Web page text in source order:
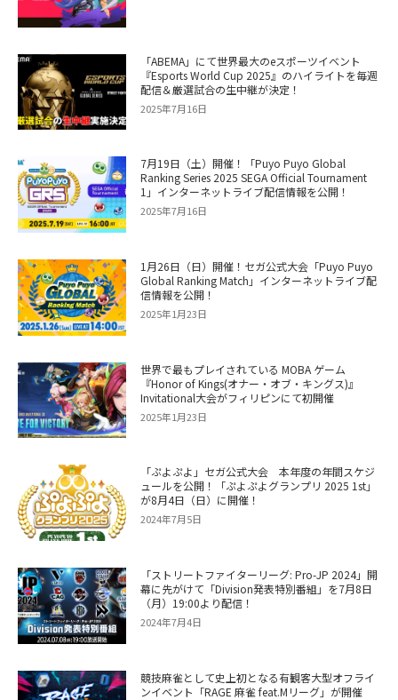
「ABEMA」にて世界最大のeスポーツイベント
『Esports World Cup 2025』のハイライトを毎週
配信＆厳選試合の生中継が決定！
2025年7月16日
7月19日（土）開催！「Puyo Puyo Global
Ranking Series 2025 SEGA Official Tournament
1」インターネットライブ配信情報を公開！
2025年7月16日
1月26日（日）開催！セガ公式大会「Puyo Puyo
Global Ranking Match」インターネットライブ配
信情報を公開！
2025年1月23日
世界で最もプレイされている MOBA ゲーム
『Honor of Kings(オナー・オブ・キングス)』
Invitational大会がフィリピンにて初開催
2025年1月23日
「ぷよぷよ」セガ公式大会 本年度の年間スケジ
ュールを公開！「ぷよぷよグランプリ 2025 1st」
が8月4日（日）に開催！
2024年7月5日
「ストリートファイターリーグ: Pro-JP 2024」開
幕に先がけて「Division発表特別番組」を7月8日
（月）19:00より配信！
2024年7月4日
競技麻雀として史上初となる有観客大型オフライ
ンイベント「RAGE 麻雀 feat.Mリーグ」が開催